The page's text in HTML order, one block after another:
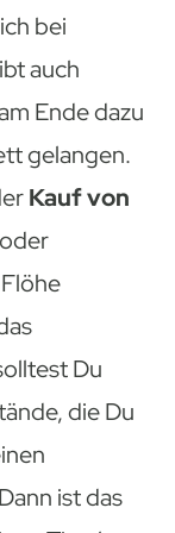
bei
auch
Ende dazu
gelangen.
Kauf von
oder
Du
die Du
ist das